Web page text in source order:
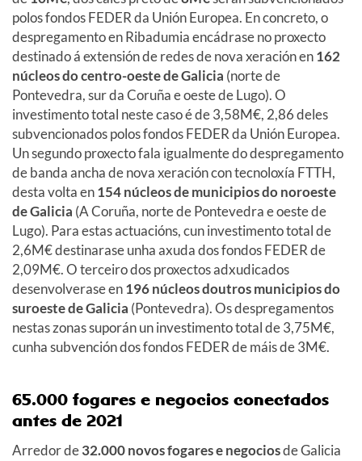
polos fondos FEDER da Unión Europea. En concreto, o
despregamento en Ribadumia encádrase no proxecto
destinado á extensión de redes de nova xeración en162
núcleos do centro-oeste de Galicia (norte de
Pontevedra, sur da Coruña e oeste de Lugo). O
investimento total neste caso é de 3,58M€, 2,86 deles
subvencionados polos fondos FEDER da Unión Europea.
Un segundo proxecto fala igualmente do despregamento
de banda ancha de nova xeración con tecnoloxía FTTH,
desta volta en154 núcleos de municipios do noroeste
de Galicia (A Coruña, norte de Pontevedra e oeste de
Lugo). Para estas actuacións, cun investimento total de
2,6M€ destinarase unha axuda dos fondos FEDER de
2,09M€. O terceiro dos proxectos adxudicados
desenvolverase en196 núcleos doutros municipios do
suroeste de Galicia (Pontevedra). Os despregamentos
nestas zonas suporán un investimento total de 3,75M€,
cunha subvención dos fondos FEDER de máis de 3M€.
65.000 fogares e negocios conectados
antes de 2021
Arredor de32.000 novos fogares e negociosde Galicia